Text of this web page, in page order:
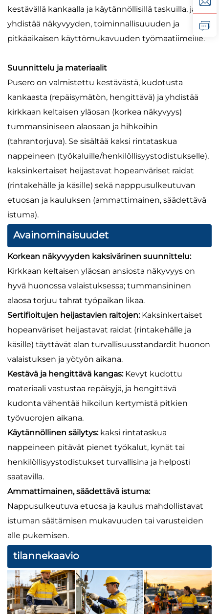
kestävällä kankaalla ja käytännöllisillä taskuilla, ja se
yhdistää näkyvyyden, toiminnallisuuuden ja
pitkäaikaisen käyttömukavuuden työmaatiimeille.
Suunnittelu ja materiaalit
Pusero on valmistettu kestävästä, kudotusta
kankaasta (repäisymätön, hengittävä) ja yhdistää
kirkkaan keltaisen yläosan (korkea näkyvyys)
tummansiniseen alaosaan ja hihkoihin
(tahrantorjuva). Se sisältää kaksi rintataskua
nappeineen (työkaluille/henkilöllisyystodistukselle),
kaksinkertaiset heijastavat hopeanväriset raidat
(rintakehälle ja käsille) sekä napppusulkeutuvan
etuosan ja kauluksen (ammattimainen, säädettävä
istuma).
Avainominaisuudet
Korkean näkyvyyden kaksivärinen suunnittelu:
Kirkkaan keltaisen yläosan ansiosta näkyvyys on
hyvä huonossa valaistuksessa; tummansininen
alaosa torjuu tahrat työpaikan likaa.
Sertifioitujen heijastavien raitojen: Kaksinkertaiset
hopeanväriset heijastavat raidat (rintakehälle ja
käsille) täyttävät alan turvallisuusstandardit huonon
valaistuksen ja yötyön aikana.
Kestävä ja hengittävä kangas: Kevyt kudottu
materiaali vastustaa repäisyjä, ja hengittävä
kudonta vähentää hikoilun kertymistä pitkien
työvuorojen aikana.
Käytännöllinen säilytys: kaksi rintataskua
nappeineen pitävät pienet työkalut, kynät tai
henkilöllisyystodistukset turvallisina ja helposti
saatavilla.
Ammattimainen, säädettävä istuma:
Nappusulkeutuva etuosa ja kaulus mahdollistavat
istuman säätämisen mukavuuden tai varusteiden
alle pukemisen.
tilannekaavio